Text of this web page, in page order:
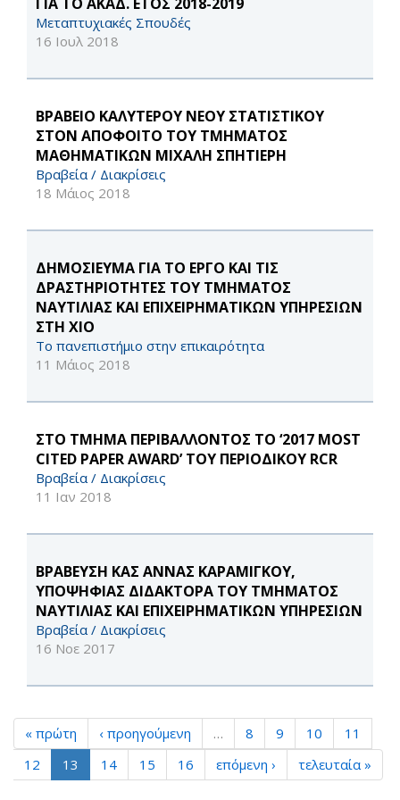
Μεταπτυχιακές Σπουδές
16 Ιουλ 2018
ΒΡΑΒΕΙΟ ΚΑΛΥΤΕΡΟΥ ΝΕΟΥ ΣΤΑΤΙΣΤΙΚΟΥ
ΣΤΟΝ ΑΠΟΦΟΙΤΟ ΤΟΥ ΤΜΗΜΑΤΟΣ
ΜΑΘΗΜΑΤΙΚΩΝ ΜΙΧΑΛΗ ΣΠΗΤΙΕΡΗ
Βραβεία / Διακρίσεις
18 Μάιος 2018
ΔΗΜΟΣΙΕΥΜΑ ΓΙΑ ΤΟ ΕΡΓΟ ΚΑΙ ΤΙΣ
ΔΡΑΣΤΗΡΙΟΤΗΤΕΣ ΤΟΥ ΤΜΗΜΑΤΟΣ
ΝΑΥΤΙΛΙΑΣ ΚΑΙ ΕΠΙΧΕΙΡΗΜΑΤΙΚΩΝ ΥΠΗΡΕΣΙΩΝ
ΣΤΗ ΧΙΟ
Το πανεπιστήμιο στην επικαιρότητα
11 Μάιος 2018
ΣΤΟ ΤΜΗΜΑ ΠΕΡΙΒΑΛΛΟΝΤΟΣ ΤΟ ‘2017 MOST
CITED PAPER AWARD’ ΤΟΥ ΠΕΡΙΟΔΙΚΟΥ RCR
Βραβεία / Διακρίσεις
11 Ιαν 2018
ΒΡΑΒΕΥΣΗ ΚΑΣ ΑΝΝΑΣ ΚΑΡΑΜΙΓΚΟΥ,
ΥΠΟΨΗΦΙΑΣ ΔΙΔΑΚΤΟΡΑ ΤΟΥ ΤΜΗΜΑΤΟΣ
ΝΑΥΤΙΛΙΑΣ ΚΑΙ ΕΠΙΧΕΙΡΗΜΑΤΙΚΩΝ ΥΠΗΡΕΣΙΩΝ
Βραβεία / Διακρίσεις
16 Νοε 2017
« πρώτη ‹ προηγούμενη … 8 9 10
11
12
13 14 15 16 επόμενη › τελευταία »